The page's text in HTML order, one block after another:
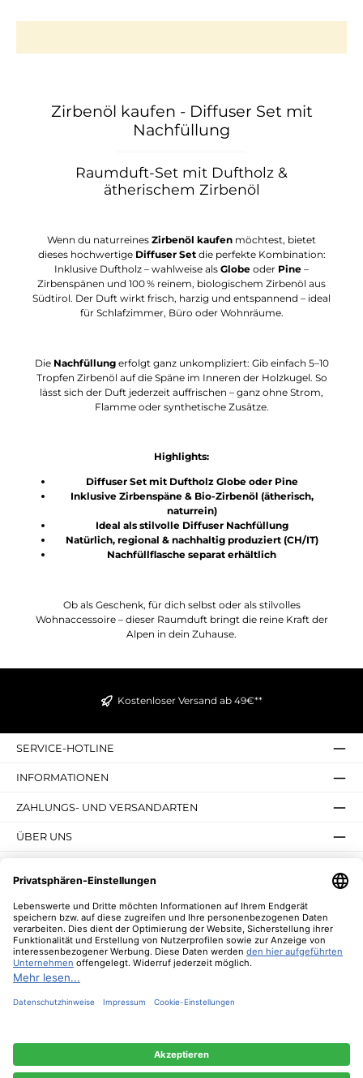
Zirbenöl kaufen - Diffuser Set mit
Nachfüllung
Raumduft-Set mit Duftholz &
ätherischem Zirbenöl
Wenn du naturreines Zirbenöl kaufen möchtest, bietet
dieses hochwertige Diffuser Setdie perfekte Kombination:
Inklusive Duftholz – wahlweise als Globe oder Pine –
Zirbenspänen und 100 % reinem, biologischem Zirbenöl aus
Südtirol. Der Duft wirkt frisch, harzig und entspannend – ideal
für Schlafzimmer, Büro oder Wohnräume.
Die Nachfüllungerfolgt ganz unkompliziert: Gib einfach 5–10
Tropfen Zirbenöl auf die Späne im Inneren der Holzkugel. So
lässt sich der Duft jederzeit auffrischen – ganz ohne Strom,
Flamme oder synthetische Zusätze.
Highlights:
Diffuser Set mit Duftholz Globe oder Pine
Inklusive Zirbenspäne & Bio-Zirbenöl (ätherisch,
naturrein)
Ideal als stilvolle Diffuser Nachfüllung
Natürlich, regional & nachhaltig produziert (CH/IT)
Nachfüllflasche separat erhältlich
Ob als Geschenk, für dich selbst oder als stilvolles
Wohnaccessoire – dieser Raumduft bringt die reine Kraft der
Alpen in dein Zuhause.
Kostenloser Versand ab 49€**
SERVICE-HOTLINE
INFORMATIONEN
ZAHLUNGS- UND VERSANDARTEN
ÜBER UNS
NEWSLETTER
* Alle Preise inkl. gesetzl. Mehrwertsteuer zzgl.
Nachnahmegebühren, wenn nicht anders angegeben.
können.Mehr Informationen ...
Nur technisch notwendige Konfigurieren